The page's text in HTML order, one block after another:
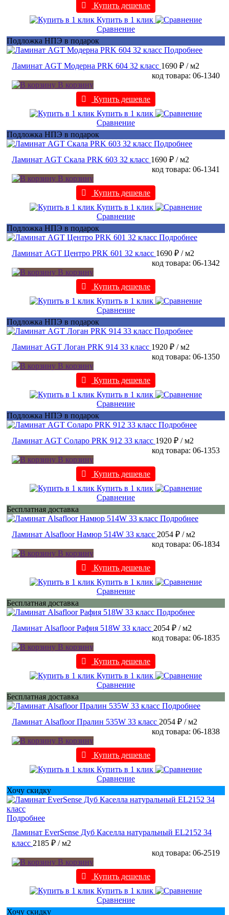
Купить дешевле
Купить в 1 клик
Сравнение
Подложка НПЭ в подарок
Подробнее
Ламинат AGT Модерна PRK 604 32 класс 1690 ₽ / м2
код товара: 06-1340
В корзину
Купить дешевле
Купить в 1 клик
Сравнение
Подложка НПЭ в подарок
Подробнее
Ламинат AGT Скала PRK 603 32 класс 1690 ₽ / м2
код товара: 06-1341
В корзину
Купить дешевле
Купить в 1 клик
Сравнение
Подложка НПЭ в подарок
Подробнее
Ламинат AGT Центро PRK 601 32 класс 1690 ₽ / м2
код товара: 06-1342
В корзину
Купить дешевле
Купить в 1 клик
Сравнение
Подложка НПЭ в подарок
Подробнее
Ламинат AGT Логан PRK 914 33 класс 1920 ₽ / м2
код товара: 06-1350
В корзину
Купить дешевле
Купить в 1 клик
Сравнение
Подложка НПЭ в подарок
Подробнее
Ламинат AGT Соларо PRK 912 33 класс 1920 ₽ / м2
код товара: 06-1353
В корзину
Купить дешевле
Купить в 1 клик
Сравнение
Бесплатная доставка
Подробнее
Ламинат Alsafloor Намюр 514W 33 класс 2054 ₽ / м2
код товара: 06-1834
В корзину
Купить дешевле
Купить в 1 клик
Сравнение
Бесплатная доставка
Подробнее
Ламинат Alsafloor Рафия 518W 33 класс 2054 ₽ / м2
код товара: 06-1835
В корзину
Купить дешевле
Купить в 1 клик
Сравнение
Бесплатная доставка
Подробнее
Ламинат Alsafloor Пралин 535W 33 класс 2054 ₽ / м2
код товара: 06-1838
В корзину
Купить дешевле
Купить в 1 клик
Сравнение
Хочу скидку
Подробнее
Ламинат EverSense Дуб Каселла натуральный EL2152 34
класс 2185 ₽ / м2
код товара: 06-2519
В корзину
Купить дешевле
Купить в 1 клик
Сравнение
Хочу скидку